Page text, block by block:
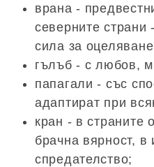
врана -
северните страни
сила за
гълъб - с любов,
папагали - със
адаптират при
кран - в страните
брачна вярност, в
спредателство;